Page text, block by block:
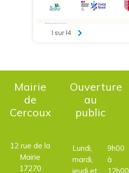
Mairie
de
Cercoux
12 rue de la
Mairie
17270
Ouverture
au
public
Lundi,
mardi,
jeudi et
9h00
à
12h00